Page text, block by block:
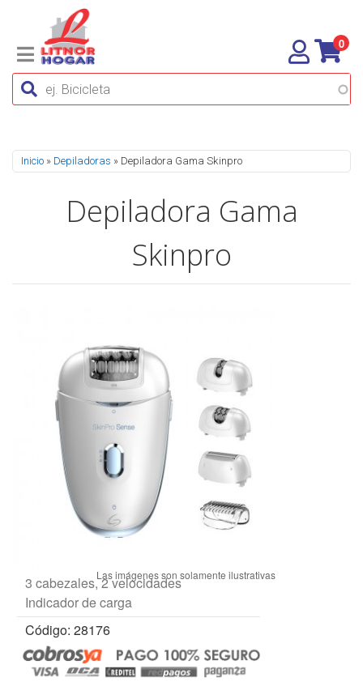
0
Se encuentra usted aquí
Inicio » Depiladoras » Depiladora Gama Skinpro
Depiladora Gama
Skinpro
3 cabezales, 2 velocidades
Indicador de carga
Código: 28176